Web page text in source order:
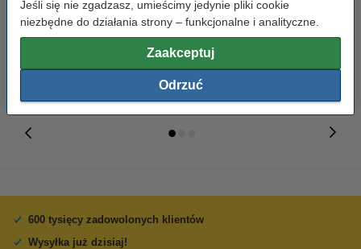
Jeśli się nie zgadzasz, umieścimy jedynie pliki cookie
niezbędne do działania strony – funkcjonalne i analityczne.
Zaakceptuj
Odrzuć
23,00 zł z VAT 110,00 zł z VAT
600 tysięcy zadowolonych klientów
Wysyłka już dzisiaj!